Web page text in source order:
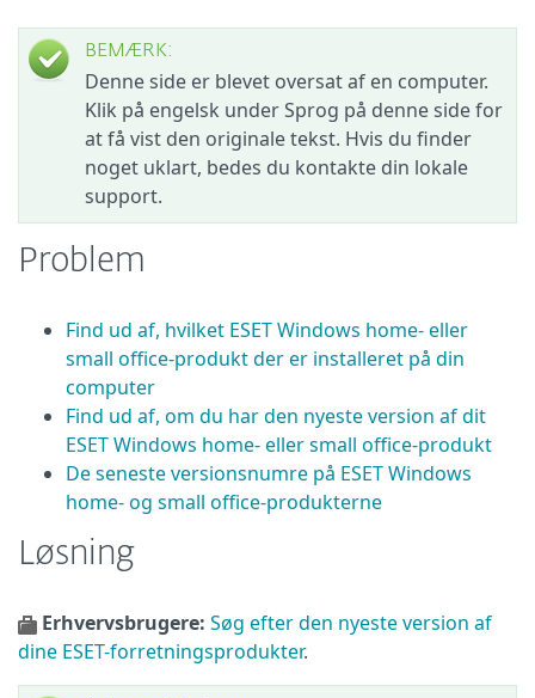
BEMÆRK:
Denne side er blevet oversat af en computer.
Klik på engelsk under Sprog på denne side for
at få vist den originale tekst. Hvis du finder
noget uklart, bedes du kontakte din lokale
support.
Problem
Find ud af, hvilket ESET Windows home- eller
small office-produkt der er installeret på din
computer
Find ud af, om du har den nyeste version af dit
ESET Windows home- eller small office-produkt
De seneste versionsnumre på ESET Windows
home- og small office-produkterne
Løsning
Erhvervsbrugere: Søg efter den nyeste version af
dine ESET-forretningsprodukter.